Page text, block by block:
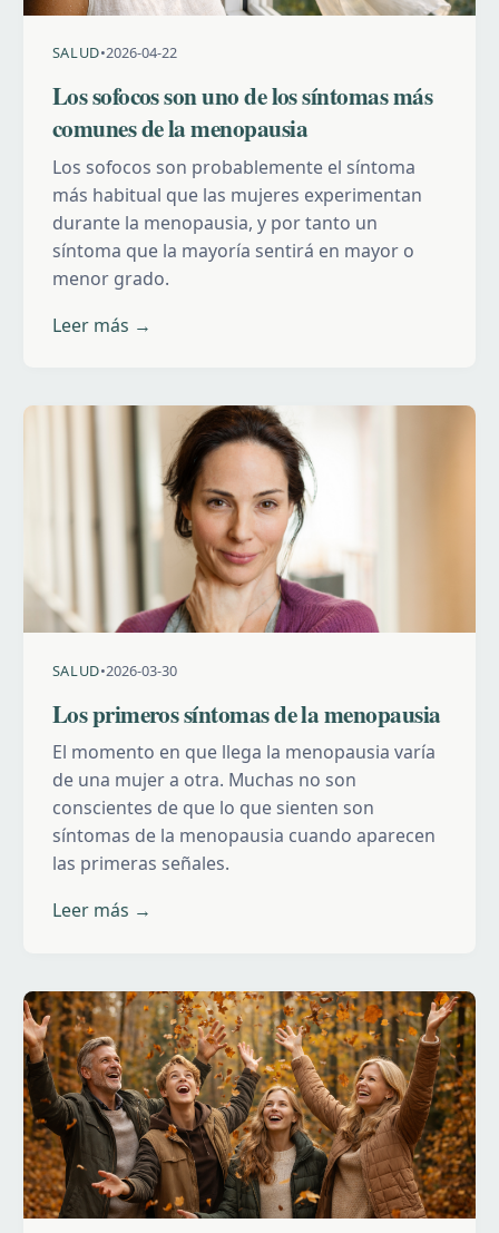
SALUD•2026-04-22
Los sofocos son uno de los síntomas más
comunes de la menopausia
Los sofocos son probablemente el síntoma
más habitual que las mujeres experimentan
durante la menopausia, y por tanto un
síntoma que la mayoría sentirá en mayor o
menor grado.
Leer más →
SALUD•2026-03-30
Los primeros síntomas de la menopausia
El momento en que llega la menopausia varía
de una mujer a otra. Muchas no son
conscientes de que lo que sienten son
síntomas de la menopausia cuando aparecen
las primeras señales.
Leer más →